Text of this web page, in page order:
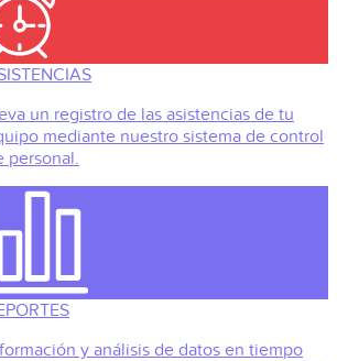
un registro de las asistencias de tu
mediante nuestro sistema de control
personal.
y análisis de datos en tiempo